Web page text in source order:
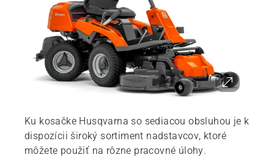
Ku kosačke Husqvarna so sediacou obsluhou je k
dispozícii široký sortiment nadstavcov, ktoré
môžete použiť na rôzne pracovné úlohy.